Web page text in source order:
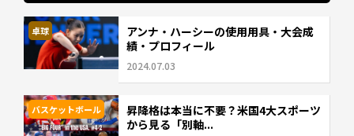
卓球
アンナ・ハーシーの使用用具・大会成
績・プロフィール
2024.07.03
バスケットボール
昇降格は本当に不要？米国4大スポーツ
から見る「別軸...